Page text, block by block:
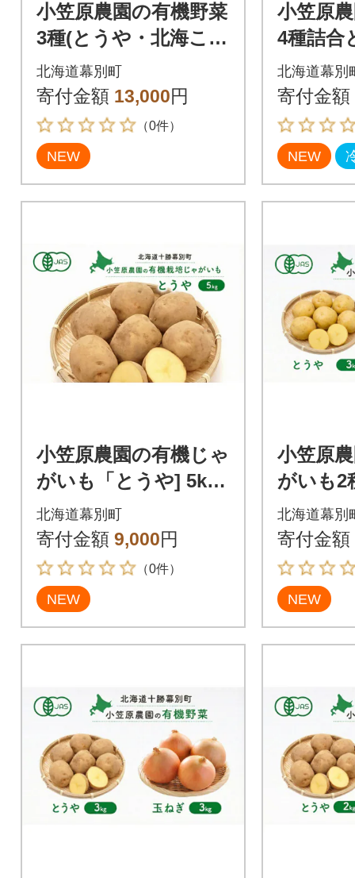
小笠原農園の有機野菜
3種(とうや・北海こが
ね・玉ねぎ)各3kg《秋
出荷先行予約》[53690
949]
北海道幕別町
寄付金額 13,000円
（0件）
NEW
小笠原
4種詰合
こがね
ーキ《
約》
北海道幕別
寄付金額
NEW
小笠原農園の有機じゃ
がいも「とうや] 5kg
《秋出荷先行予約》[5
3691396]
北海道幕別町
寄付金額 9,000円
（0件）
NEW
小笠原
がいも2
海こが
荷先行
0]
北海道幕別
寄付金額
NEW